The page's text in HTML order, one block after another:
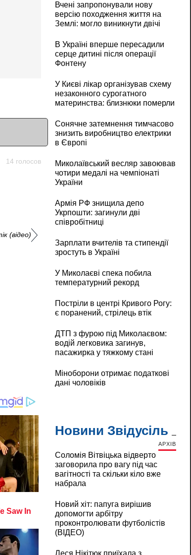
14 голосов
(відео)
Вчені запропонували нову
версію походження життя на
Землі: могло виникнути двічі
В Україні вперше пересадили
серце дитині після операції
Фонтену
У Києві лікар організував схему
незаконного сурогатного
материнства: близнюки померли
Сонячне затемнення тимчасово
знизить виробництво електрики
в Європі
Миколаївський весляр завоював
чотири медалі на чемпіонаті
України
Армія РФ знищила депо
Укрпошти: загинули дві
співробітниці
Зарплати вчителів та стипендії
зростуть в Україні
У Миколаєві спека побила
температурний рекорд
Постріли в центрі Кривого Рогу:
є поранений, стрілець втік
ДТП з фурою під Миколаєвом:
водій легковика загинув,
пасажирка у тяжкому стані
Міноборони отримає податкові
дані чоловіків
Новини Звідусіль
АРХІВ
Соломія Вітвіцька відверто
заговорила про вагу під час
вагітності та скільки кіло вже
набрала
Новий хіт: папуга вирішив
допомогти арбітру
проконтролювати футболістів
(ВІДЕО)